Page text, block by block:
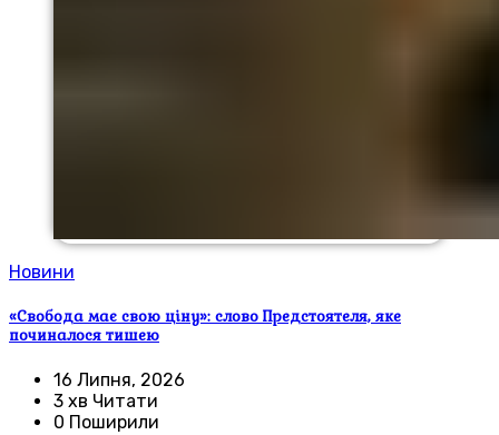
Новини
«Свобода має свою ціну»: слово Предстоятеля, яке
починалося тишею
16 Липня, 2026
3 хв Читати
0 Поширили